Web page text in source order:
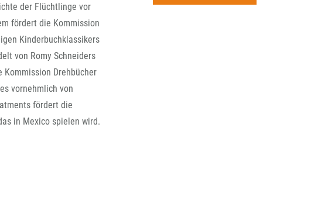
der Flüchtlinge vor
fördert die Kommission
Kinderbuchklassikers
von Romy Schneiders
Drehbücher
vornehmlich von
fördert die
in Mexico spielen wird.